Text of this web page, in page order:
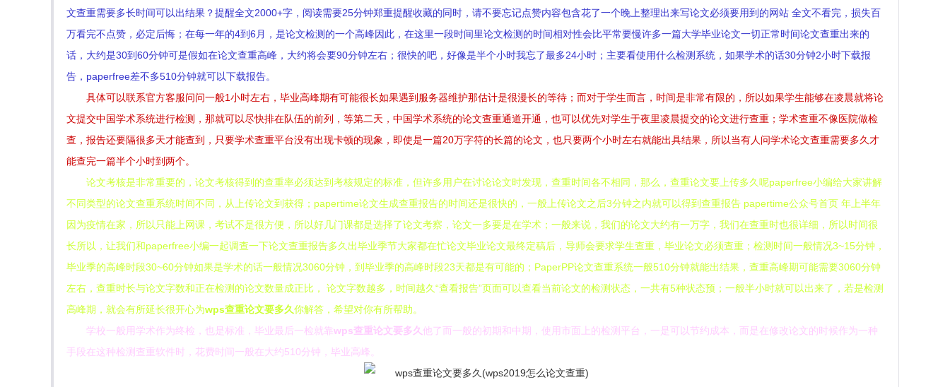
文查重需要多长时间可以出结果？提醒全文2000+字，阅读需要25分钟郑重提醒收藏的同时，请不要忘记点赞内容包含花了一个晚上整理出来写论文必须要用到的网站 全文不看完，损失百
万看完不点赞，必定后悔；在每一年的4到6月，是论文检测的一个高峰因此，在这里一段时间里论文检测的时间相对性会比平常要慢许多一篇大学毕业论文一切正常时间论文查重出来的
话，大约是30到60分钟可是假如在论文查重高峰，大约将会要90分钟左右；很快的吧，好像是半个小时我忘了最多24小时；主要看使用什么检测系统，如果学术的话30分钟2小时下载报
告，paperfree差不多510分钟就可以下载报告。
具体可以联系官方客服问问一般1小时左右，毕业高峰期有可能很长如果遇到服务器维护那估计是很漫长的等待；而对于学生而言，时间是非常有限的，所以如果学生能够在凌晨就将论
文提交中国学术系统进行检测，那就可以尽快排在队伍的前列，等第二天，中国学术系统的论文查重通道开通，也可以优先对学生于夜里凌晨提交的论文进行查重；学术查重不像医院做检
查，报告还要隔很多天才能查到，只要学术查重平台没有出现卡顿的现象，即使是一篇20万字符的长篇的论文，也只要两个小时左右就能出具结果，所以当有人问学术论文查重需要多久才
能查完一篇半个小时到两个。
论文考核是非常重要的，论文考核得到的查重率必须达到考核规定的标准，但许多用户在讨论论文时发现，查重时间各不相同，那么，查重论文要上传多久呢paperfree小编给大家讲解
不同类型的论文查重系统时间不同，从上传论文到获得；papertime论文生成查重报告的时间还是很快的，一般上传论文之后3分钟之内就可以得到查重报告 papertime公众号首页 年上半年
因为疫情在家，所以只能上网课，考试不是很方便，所以好几门课都是选择了论文考察，论文一多要是在学术；一般来说，我们的论文大约有一万字，我们在查重时也很详细，所以时间很
长所以，让我们和paperfree小编一起调查一下论文查重报告多久出毕业季节大家都在忙论文毕业论文最终定稿后，导师会要求学生查重，毕业论文必须查重；检测时间一般情况3~15分钟，
毕业季的高峰时段30~60分钟如果是学术的话一般情况3060分钟，到毕业季的高峰时段23天都是有可能的；PaperPP论文查重系统一般510分钟就能出结果，查重高峰期可能需要3060分钟
左右，查重时长与论文字数和正在检测的论文数量成正比， 论文字数越多，时间越久“查看报告”页面可以查看当前论文的检测状态，一共有5种状态预；一般半小时就可以出来了，若是检测
高峰期，就会有所延长很开心为wps查重论文要多久你解答，希望对你有所帮助。
学校一般用学术作为终检，也是标准，毕业最后一检就靠wps查重论文要多久他了而一般的初期和中期，使用市面上的检测平台，一是可以节约成本，而是在修改论文的时候作为一种
手段在这种检测查重软件时，花费时间一般在大约510分钟，毕业高峰。